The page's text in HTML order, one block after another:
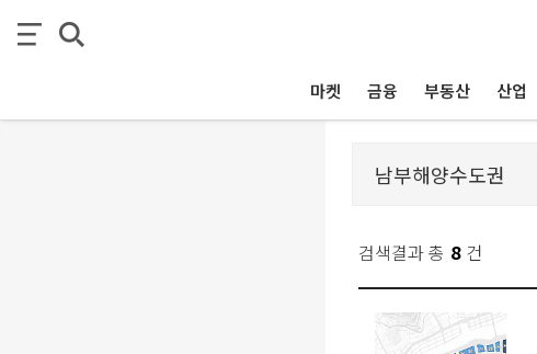
마켓 금융 부동산 산업
검색결과 총 8 건